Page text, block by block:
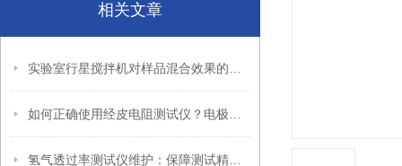
相关文章